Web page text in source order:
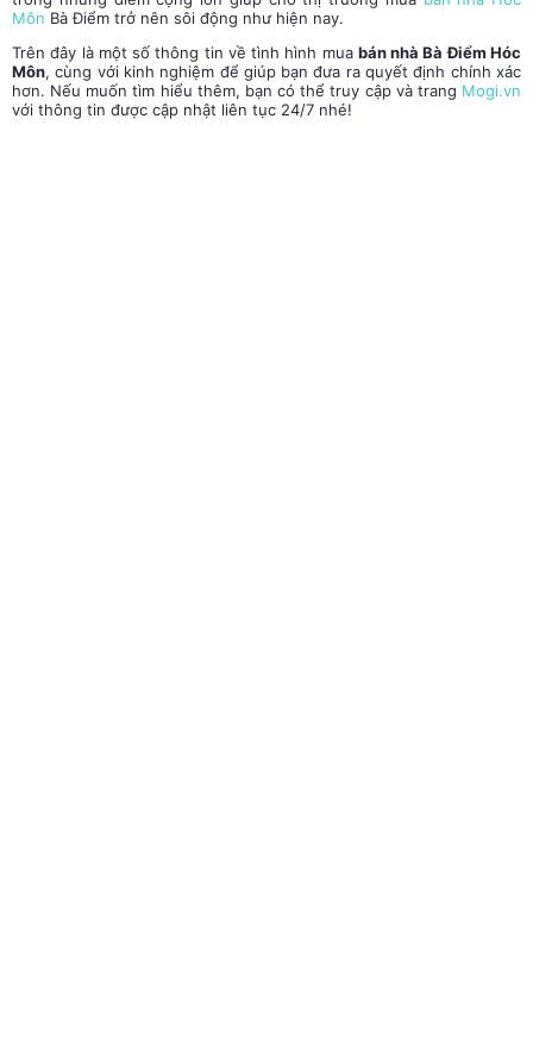
Môn Bà Điểm trở nên sôi động như hiện nay.
Trên đây là một số thông tin về tình hình mua bán nhà Bà Điểm Hóc
Môn, cùng với kinh nghiệm để giúp bạn đưa ra quyết định chính xác
hơn. Nếu muốn tìm hiểu thêm, bạn có thể truy cập và trang Mogi.vn
với thông tin được cập nhật liên tục 24/7 nhé!